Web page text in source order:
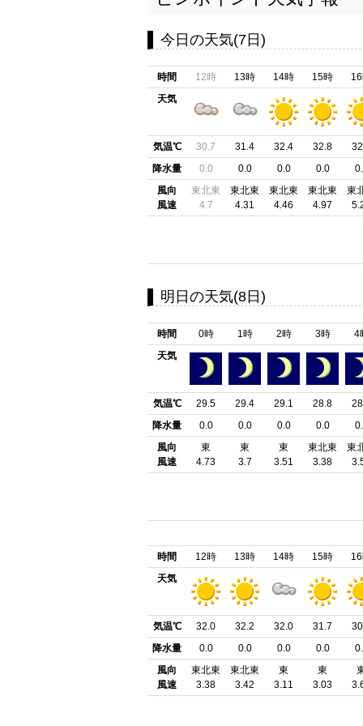
今日の天気(7日)
時間
天気
気温℃
降水量
風向
風速
12時
30.7
0.0
東北東
4.7
13時
31.4
0.0
東北東
4.31
14時
32.4
0.0
東北東
4.46
15時
32.8
0.0
東北東
4.97
東
明日の天気(8日)
時間
天気
気温℃
降水量
風向
風速
0時
29.5
0.0
東
4.73
1時
29.4
0.0
東
3.7
2時
29.1
0.0
東
3.51
3時
28.8
0.0
東北東
3.38
4
東
時間
天気
気温℃
降水量
風向
風速
12時
32.0
0.0
東北東
3.38
13時
32.2
0.0
東北東
3.42
14時
32.0
0.0
東
3.11
15時
31.7
0.0
東
3.03